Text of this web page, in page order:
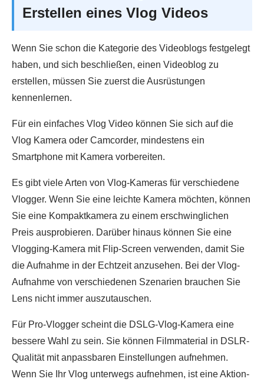
Erstellen eines Vlog Videos
Wenn Sie schon die Kategorie des Videoblogs festgelegt
haben, und sich beschließen, einen Videoblog zu
erstellen, müssen Sie zuerst die Ausrüstungen
kennenlernen.
Für ein einfaches Vlog Video können Sie sich auf die
Vlog Kamera oder Camcorder, mindestens ein
Smartphone mit Kamera vorbereiten.
Es gibt viele Arten von Vlog-Kameras für verschiedene
Vlogger. Wenn Sie eine leichte Kamera möchten, können
Sie eine Kompaktkamera zu einem erschwinglichen
Preis ausprobieren. Darüber hinaus können Sie eine
Vlogging-Kamera mit Flip-Screen verwenden, damit Sie
die Aufnahme in der Echtzeit anzusehen. Bei der Vlog-
Aufnahme von verschiedenen Szenarien brauchen Sie
Lens nicht immer auszutauschen.
Für Pro-Vlogger scheint die DSLG-Vlog-Kamera eine
bessere Wahl zu sein. Sie können Filmmaterial in DSLR-
Qualität mit anpassbaren Einstellungen aufnehmen.
Wenn Sie Ihr Vlog unterwegs aufnehmen, ist eine Aktion-